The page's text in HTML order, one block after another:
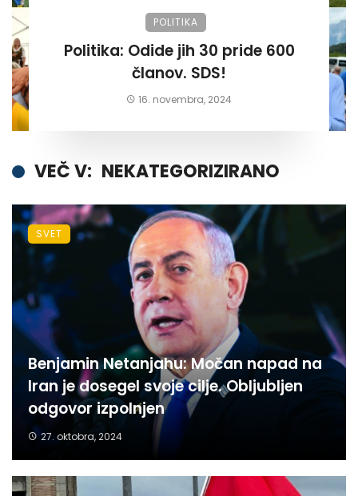
POLITIKA
Politika: Odide jih 30 pride 600
članov. SDS!
16. novembra, 2024
VEČ V: NEKATEGORIZIRANO
Benjamin Netanjahu: Močan napad na
Iran je dosegel svoje cilje. Obljubljen
odgovor izpolnjen
27. oktobra, 2024
SVET